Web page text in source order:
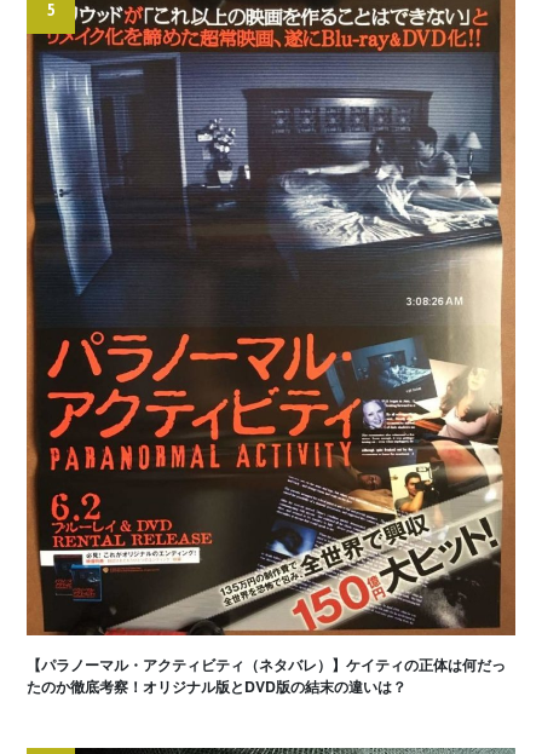
5
【パラノーマル・アクティビティ（ネタバレ）】ケイティの正体は何だっ
たのか徹底考察！オリジナル版とDVD版の結末の違いは？